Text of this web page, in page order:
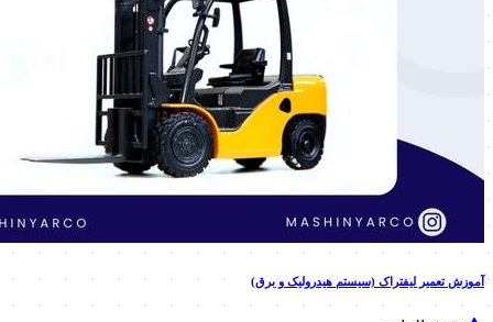
آموزش تعمیر لیفتراک (سیستم هیدرولیک و برق)